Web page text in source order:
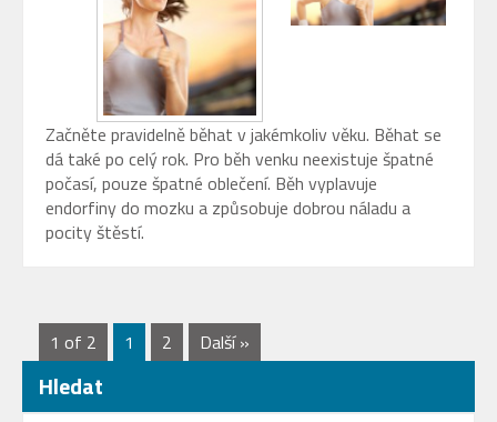
Začněte pravidelně běhat v jakémkoliv věku. Běhat se
dá také po celý rok. Pro běh venku neexistuje špatné
počasí, pouze špatné oblečení. Běh vyplavuje
endorfiny do mozku a způsobuje dobrou náladu a
pocity štěstí.
1 of 2 1 2 Další »
Hledat